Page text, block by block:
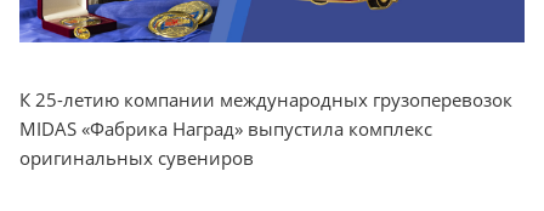
К 25-летию компании международных грузоперевозок
MIDAS «Фабрика Наград» выпустила комплекс
оригинальных сувениров